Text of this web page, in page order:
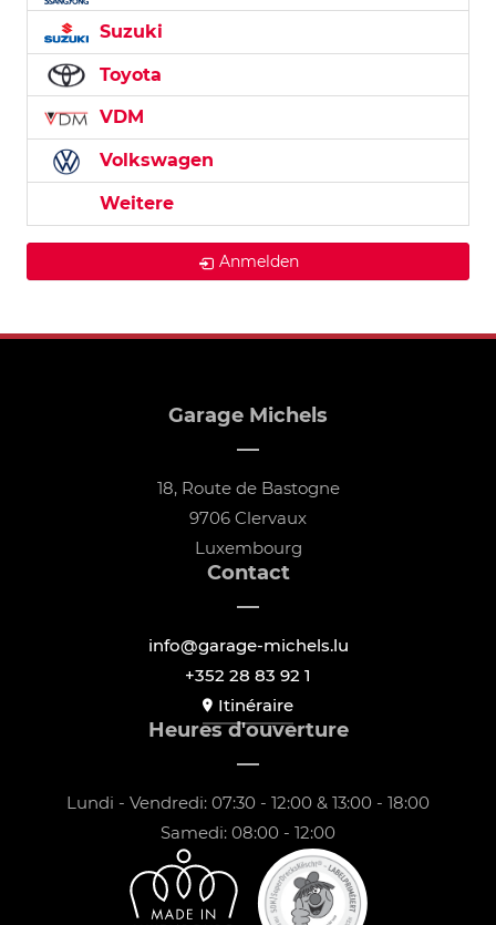
Suzuki
Toyota
VDM
Volkswagen
Weitere
Anmelden
Garage Michels
18, Route de Bastogne
9706 Clervaux
Luxembourg
Contact
info@garage-michels.lu
+352 28 83 92 1
Itinéraire
Heures d'ouverture
Lundi - Vendredi: 07:30 - 12:00 & 13:00 - 18:00
Samedi: 08:00 - 12:00